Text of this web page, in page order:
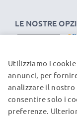
LE NOSTRE
I NOSTRI
© subtel.ch 2026
Tutti i prezzi sono
Utilizziamo i
annunci, per
analizzare il
consentire solo i
preferenze.